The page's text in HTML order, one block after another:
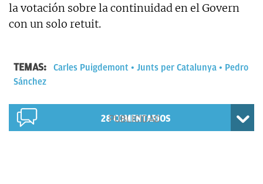
la votación sobre la continuidad en el Govern
con un solo retuit.
TEMAS: Carles Puigdemont Junts per Catalunya
Pedro
Sánchez
28COMENTARIOS